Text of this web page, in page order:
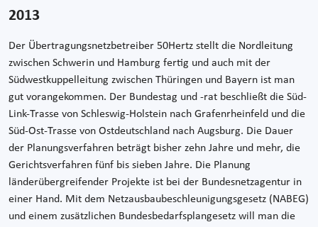
2013
Der Übertragungsnetzbetreiber 50Hertz stellt die Nordleitung
zwischen Schwerin und Hamburg fertig und auch mit der
Südwestkuppelleitung zwischen Thüringen und Bayern ist man
gut vorangekommen. Der Bundestag und -rat beschließt die Süd-
Link-Trasse von Schleswig-Holstein nach Grafenrheinfeld und die
Süd-Ost-Trasse von Ostdeutschland nach Augsburg. Die Dauer
der Planungsverfahren beträgt bisher zehn Jahre und mehr, die
Gerichtsverfahren fünf bis sieben Jahre. Die Planung
länderübergreifender Projekte ist bei der Bundesnetzagentur in
einer Hand. Mit dem Netzausbaubeschleunigungsgesetz (NABEG)
und einem zusätzlichen Bundesbedarfsplangesetz will man die